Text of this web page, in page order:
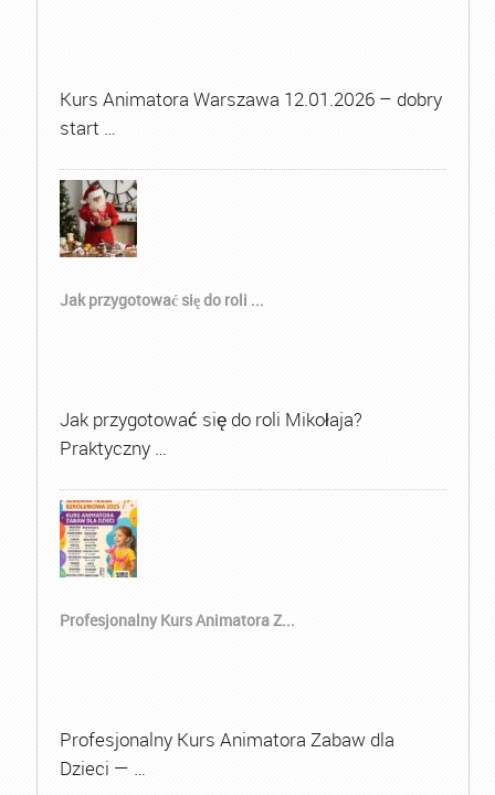
Kurs Animatora Warszawa 12.01.2026 – dobry
start …
Jak przygotować się do roli ...
Jak przygotować się do roli Mikołaja?
Praktyczny …
Profesjonalny Kurs Animatora Z...
Profesjonalny Kurs Animatora Zabaw dla
Dzieci — …